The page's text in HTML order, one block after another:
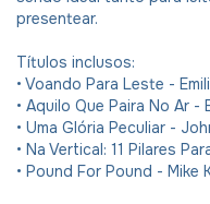
presentear.
Títulos inclusos:
• Voando Para Leste -
• Aquilo Que Paira No Ar -
• Uma Glória Peculiar -
• Na Vertical: 11 Pilares
• Pound For Pound - Mike